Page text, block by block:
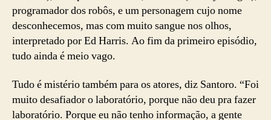
programador dos robôs, e um personagem cujo nome
desconhecemos, mas com muito sangue nos olhos,
interpretado por Ed Harris. Ao fim da primeiro episódio,
tudo ainda é meio vago.
Tudo é mistério também para os atores, diz Santoro. “Foi
muito desafiador o laboratório, porque não deu pra fazer
laboratório. Porque eu não tenho informação, a gente